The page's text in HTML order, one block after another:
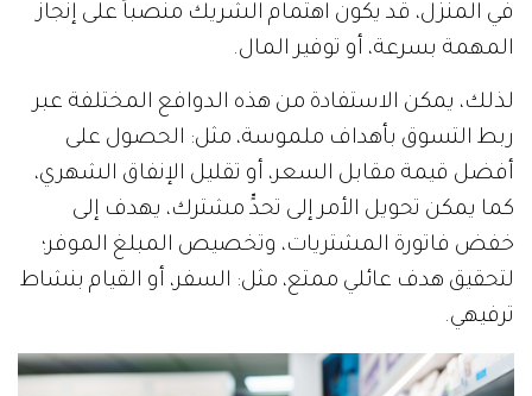
في المنزل، قد يكون اهتمام الشريك منصباً على إنجاز
المهمة بسرعة، أو توفير المال.
لذلك، يمكن الاستفادة من هذه الدوافع المختلفة عبر
ربط التسوق بأهداف ملموسة، مثل: الحصول على
أفضل قيمة مقابل السعر، أو تقليل الإنفاق الشهري،
كما يمكن تحويل الأمر إلى تحدٍّ مشترك، يهدف إلى
خفض فاتورة المشتريات، وتخصيص المبلغ الموفر؛
لتحقيق هدف عائلي ممتع، مثل: السفر، أو القيام بنشاط
ترفيهي.